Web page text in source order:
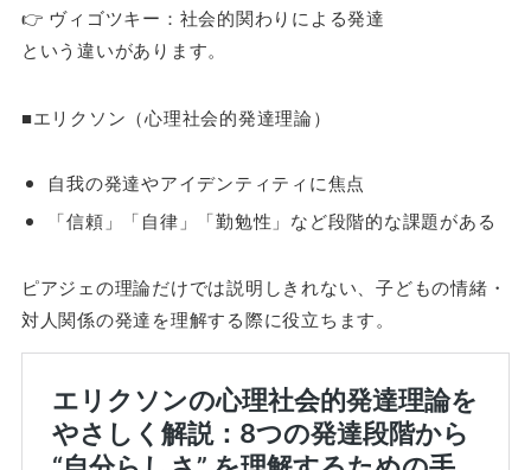
👉 ヴィゴツキー：社会的関わりによる発達
という違いがあります。
■エリクソン（心理社会的発達理論）
自我の発達やアイデンティティに焦点
「信頼」「自律」「勤勉性」など段階的な課題がある
ピアジェの理論だけでは説明しきれない、子どもの情緒・
対人関係の発達を理解する際に役立ちます。